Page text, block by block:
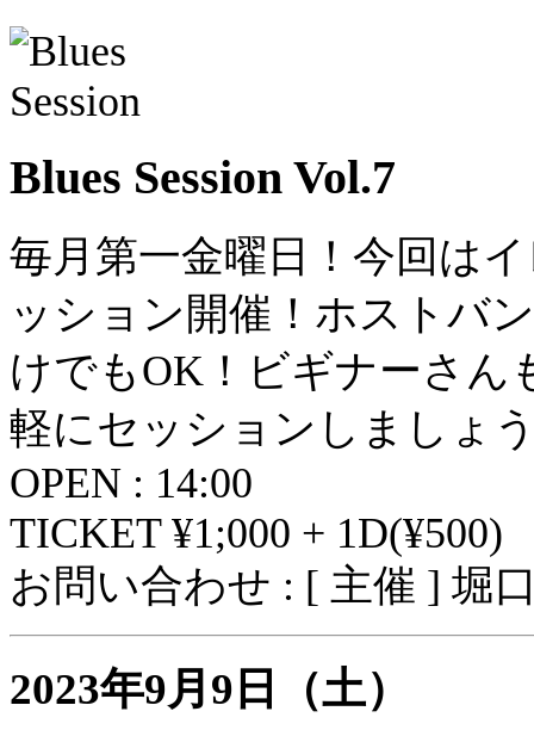
Blues Session Vol.7
毎月第一金曜日！今回は
ッション開催！ホストバ
けでもOK！ビギナーさん
軽にセッションしましょ
OPEN : 14:00
TICKET ¥1;000 + 1D(¥500)
お問い合わせ : [ 主催 ] 堀
2023年9月9日（土）